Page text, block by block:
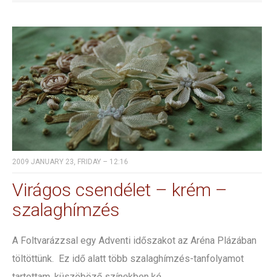
2009 JANUARY 23, FRIDAY – 12:16
Virágos csendélet – krém –
szalaghímzés
A Foltvarázzsal egy Adventi időszakot az Aréna Plázában
töltöttünk. Ez idő alatt több szalaghímzés-tanfolyamot